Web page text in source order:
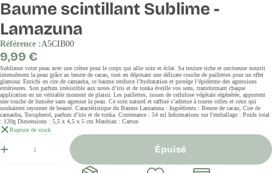
Baume scintillant Sublime -
Lamazuna
Référence :A5CIB00
Prix
régulier
9,99 €
Sublimez votre peau avec une crème pour le corps qui allie soin et éclat. Sa texture riche et onctueuse nourrit
intensément la peau grâce au beurre de cacao, tout en déposant une délicate couche de paillettes pour un effet
glamour. Enrichi en cire de carnauba, ce baume renforce l’hydratation et protège l’épiderme des agressions
extérieures. Son parfum irrésistible aux notes d’iris et de tonka éveille vos sens, transformant chaque
application en un véritable moment de plaisir. Les paillettes, issues de cellulose végétale régénérée, apportent
une touche de lumière sans agresser la peau. Ce soin naturel et raffiné s’adresse à toutes celles et ceux qui
souhaitent rayonner de beauté. Caractéristique du Baume Lamazuna : Ingrédients : Beurre de cacao, Cire de
carnauba, Tocopherol, parfum d’iris et de tonka. Contenance : 54 ml Informations sur l'emballage : Poids total
: 120g Dimensions : 5,5 x 4,5 x 5 cm Matériau : Carton
Rupture de stock
Épuisé